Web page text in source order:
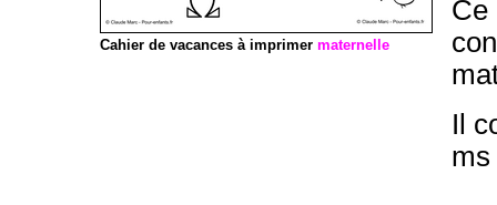
Cahier de vacances à imprimer maternelle
Ce
Il
ms